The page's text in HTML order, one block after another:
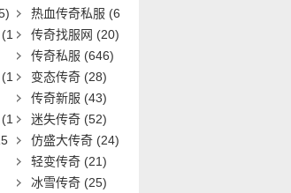
热血传奇私服 (6
1)
(1
传奇找服网 (20)
传奇私服 (646)
(1
变态传奇 (28)
传奇新服 (43)
(1
迷失传奇 (52)
仿盛大传奇 (24)
轻变传奇 (21)
冰雪传奇 (25)